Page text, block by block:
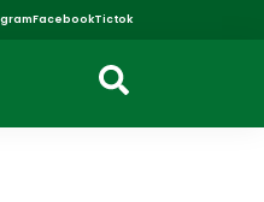
FacebookTictok